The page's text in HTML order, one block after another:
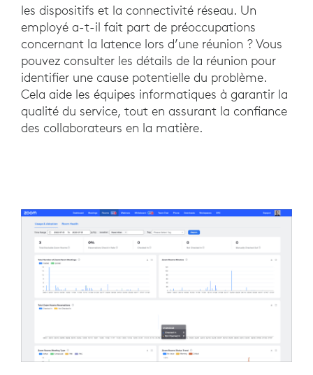
les dispositifs et la connectivité réseau. Un
employé a-t-il fait part de préoccupations
concernant la latence lors d’une réunion ? Vous
pouvez consulter les détails de la réunion pour
identifier une cause potentielle du problème.
Cela aide les équipes informatiques à garantir la
qualité du service, tout en assurant la confiance
des collaborateurs en la matière.